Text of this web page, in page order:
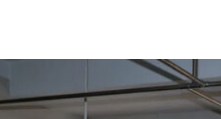
با اتوبوس به استانبول؛
راهنمای سفرکامل